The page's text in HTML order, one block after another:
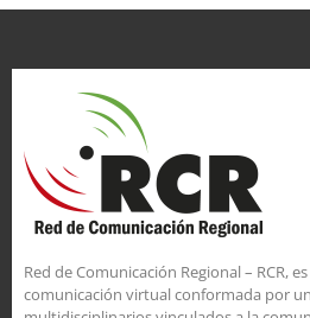
Red de Comunicación Regional – RCR,
comunicación virtual conformada por